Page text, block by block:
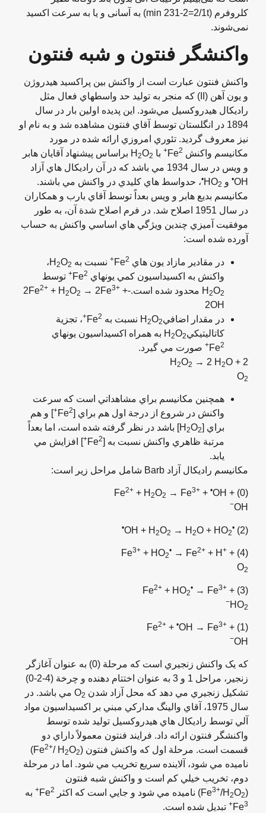
کلروفرم (min 231-2=2/1t) به آسانی و یا به سرعت اکسید
نمی‌شوند.
واکنشگر فنتون و شبه فنتون
واکنش فنتون عبارت است از واکنش بين پراکسيد هيدروژن
و يون آهن (II) که منجر به توليد حد واسطهاي فعال مثل
راديکال هيدروکسيل مي‌شود. اين پديده اولين بار در سال
1894 در انگلستان توسط آقاي فنتون مشاهده شد و به نام او
نيز معروف گرديد. تئوري امروزي ارائه شده در مورد
مکانيسم واکنش Fe 2+ با H 2O2
براساس پيشنهاد آقايان هابر
و ويس در سال 1934 مي باشد که در آن راديکال هاي آزاد
OH
•و HO2
•، حدواسط هاي کليدي در واکنش مي باشند.
مکانيسم بديع هابر و ويس بعداً توسط آقاي بارب و همکاران
در سال 1951 اصلاح شد. در فرم اصلاح شدة آن، به طور
موفقيت آميزي چندين ويژگي هاي اساسي واکنش به حساب
آورده شده است:
در مقادیر مازاد يون هاي Fe 2+ نسبت به H 2O2
،
واکنش به اکسيداسيون کمي يونهاي Fe 2+
توسط
H2O2 محدود شده است.-2Fe 2+ + H2O2 → 2Fe3+ +
2OH
در مقدار اضافيH
2O2 نسبت به Fe 2+
، تجزية
کاتاليتيکيH
2O2
به همراه اکسيداسيون يونهاي
Fe2+
صورت مي گيرد.
2 H
2O2 → 2 H2O +
O2
همچنين مکانيسم براي مشاهداتي است که سرعت
واکنش در شروع از درجة اول هم براي [Fe 2+
] و هم
براي [H
2O2
] باشد در نظر گرفته شده است، اما بعداً
مرتبة ظاهري واکنش نسبت به [Fe 2+
] افزايش مي
يابد.
مکانيسم راديکال آزاد Barb شامل مراحل زير است:
2+ + H2O2 → Fe3+ +•OH +
OH
−
OH + H2O2 → H2O + HO2
•
3+ + HO2 → Fe2+ + H+ +
O2
2+ + HO2 → Fe3+ +
HO2
−
2+ +•OH → Fe3+ +
OH
−
که يک واکنش زنجيري است که مرحلة (0) به عنوان آغازگر
زنجير، مراحل 1 و 3 به عنوان اختتام دهنده و چرخة (4-2-0)
تشکيل زنجيري مي دهد که محل آزاد شدن O 2
مي باشد. در
سال 1975، آقاي والينگ مدارکي مبني بر اکسيداسيون مواد
آلي توسط راديکال هاي هيدروکسيل توليد شده توسط
واکنشگر فنتون ارائه داد. فرايند فنتون معمولاً داراي دو
قسمت است. مرحلة اول که واکنش فنتون (Fe
2+ / H2O2
)
ناميده مي شود، آلاينده سريع تخريب مي شود. اما در مرحلة
دوم، تخريب خيلي کم است و واکنش شبه فنتون
3+/H2O2 ) ناميده مي شود و جايي است که اکثر Fe 2+
به
Fe3+ تبديل شده است.